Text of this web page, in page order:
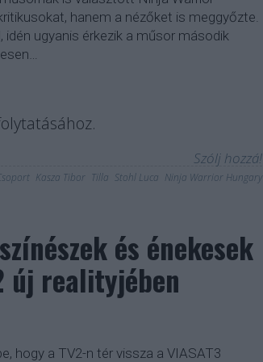
hanem a nézőket is meggyőzte.
ugyanis érkezik a műsor második
Szólj hozzá!
Kasza Tibor Tilla Stohl Luca Ninja Warrior Hungary
és énekesek
új realityjében
hogy a TV2-n tér vissza a VIASAT3